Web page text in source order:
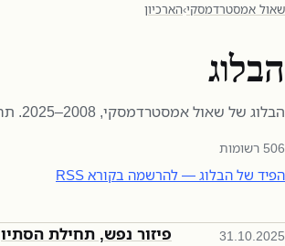
שאול אמסטרדמסקי›הארכיון
הבלוג
הבלוג של שאול אמסטרדמסקי, 2008–2025. תחשוב טעים, יהיה טעים.
506 רשומות
הפיד של הבלוג — להרשמה בקורא RSS
31.10.2025 פיזור נפש, תחילת הסתיו